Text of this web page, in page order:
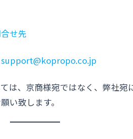
せ先
support@kopropo.co.jp
は、京商様宛ではなく、弊社宛
い致します。